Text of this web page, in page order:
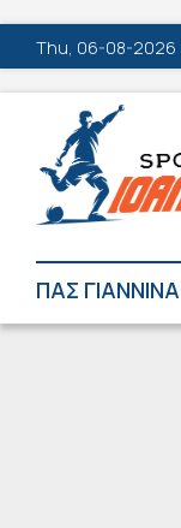
Thu, 06-08-2026
ΠΑΣ ΓΙΑΝΝΙΝΑ